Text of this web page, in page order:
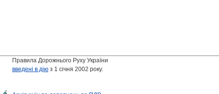
Правила Дорожнього Руху України
введені в дію з 1 січня 2002 року.